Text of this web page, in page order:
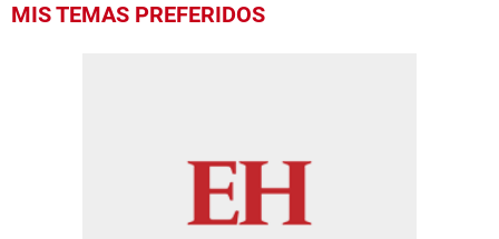
MIS TEMAS PREFERIDOS